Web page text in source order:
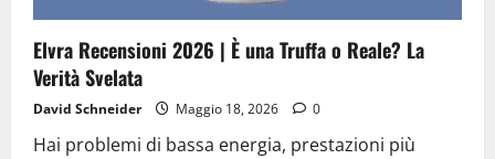
Elvra Recensioni 2026 | È una Truffa o Reale? La
Verità Svelata
David Schneider Maggio 18, 2026 0
Hai problemi di bassa energia, prestazioni più